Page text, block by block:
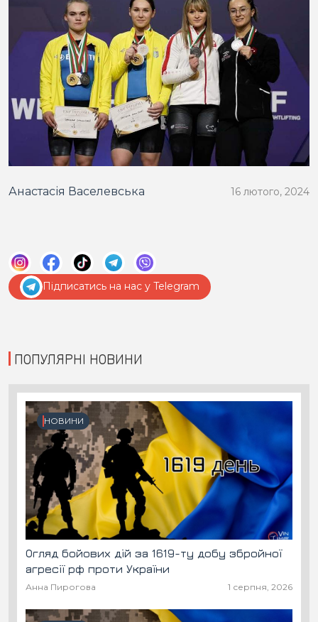
Анастасія Васелевська 16 лютого, 2024
Підписатись на нас у Telegram
ПОПУЛЯРНІ НОВИНИ
НОВИНИ
Огляд бойових дій за 1619-ту добу збройної
агресії рф проти України
Анна Пирогова 1 серпня, 2026